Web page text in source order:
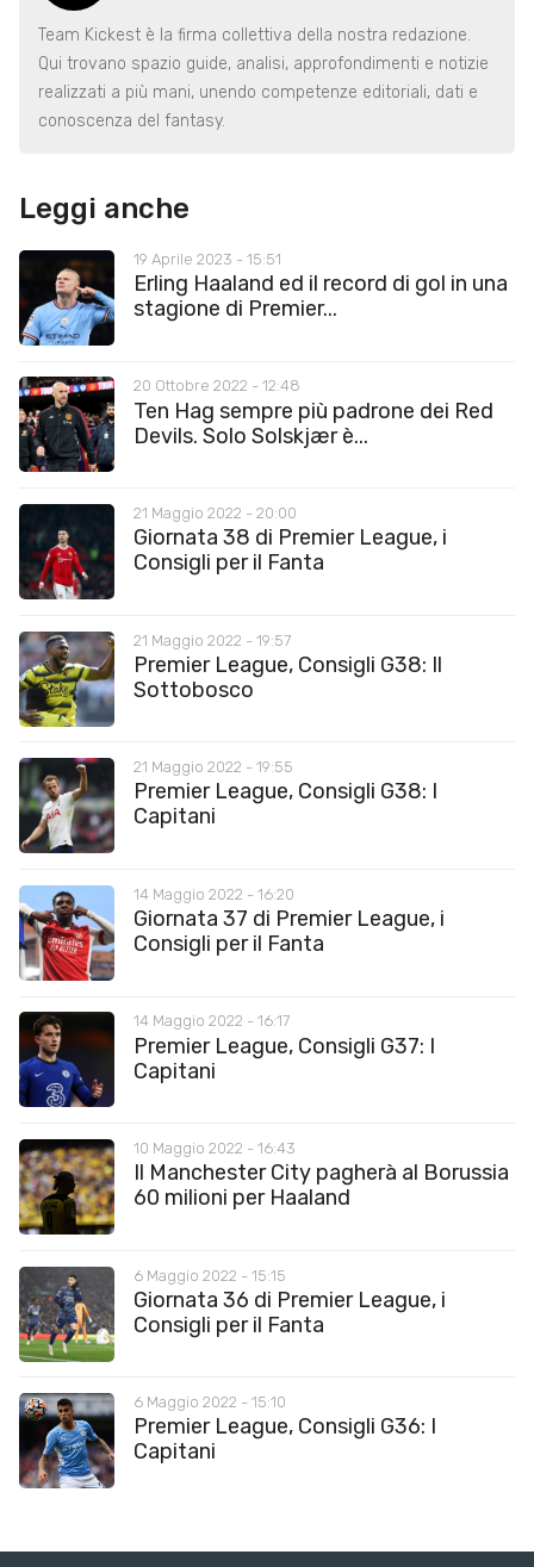
Team Kickest è la firma collettiva della nostra redazione.
Qui trovano spazio guide, analisi, approfondimenti e notizie
realizzati a più mani, unendo competenze editoriali, dati e
conoscenza del fantasy.
Leggi anche
19 Aprile 2023 - 15:51
Erling Haaland ed il record di gol in una
stagione di Premier...
20 Ottobre 2022 - 12:48
Ten Hag sempre più padrone dei Red
Devils. Solo Solskjær è...
21 Maggio 2022 - 20:00
Giornata 38 di Premier League, i
Consigli per il Fanta
21 Maggio 2022 - 19:57
Premier League, Consigli G38: Il
Sottobosco
21 Maggio 2022 - 19:55
Premier League, Consigli G38: I
Capitani
14 Maggio 2022 - 16:20
Giornata 37 di Premier League, i
Consigli per il Fanta
14 Maggio 2022 - 16:17
Premier League, Consigli G37: I
Capitani
10 Maggio 2022 - 16:43
Il Manchester City pagherà al Borussia
60 milioni per Haaland
6 Maggio 2022 - 15:15
Giornata 36 di Premier League, i
Consigli per il Fanta
6 Maggio 2022 - 15:10
Premier League, Consigli G36: I
Capitani